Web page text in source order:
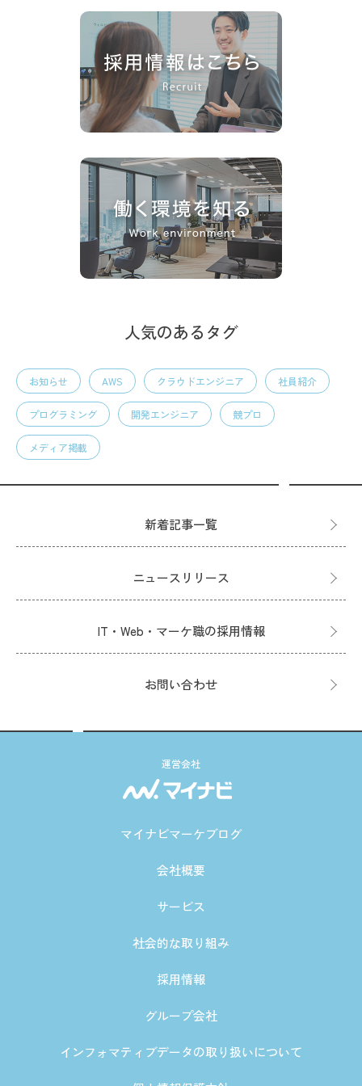
人気のあるタグ
お知らせ AWS クラウドエンジニア 社員紹介
プログラミング 開発エンジニア 競プロ
メディア掲載
新着記事一覧
ニュースリリース
IT・Web・マーケ職の採用情報
お問い合わせ
運営会社
マイナビマーケブログ
会社概要
サービス
社会的な取り組み
採用情報
グループ会社
インフォマティブデータの取り扱いについて